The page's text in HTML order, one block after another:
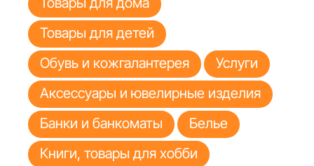
Товары для детей
Обувь и кожгалантерея
Услуги
Аксессуары и ювелирные изделия
Банки и банкоматы
Белье
Книги, товары для хобби